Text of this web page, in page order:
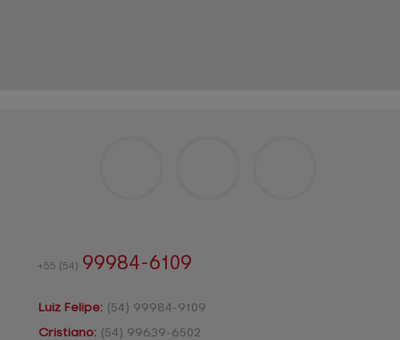
+55 (54) 99984-6109
Luiz Felipe: (54) 99984-9109
Cristiano: (54) 99639-6502